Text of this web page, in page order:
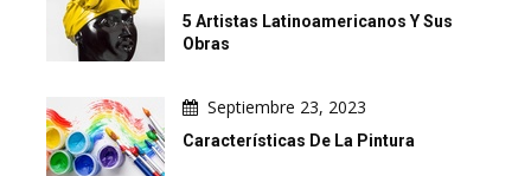
5 Artistas Latinoamericanos Y Sus
Obras
Septiembre 23, 2023
Características De La Pintura